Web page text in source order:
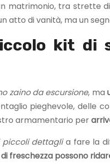
matrimonio, tra strette
atto di vanità, ma un
kit di
zaino da escursione, ma
pieghevole, delle
armamentario per
piccoli dettaglia fare la
freschezza possono